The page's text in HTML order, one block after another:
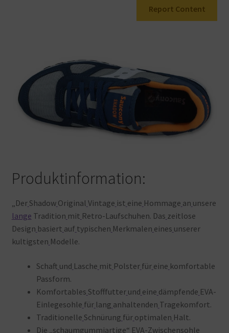
Report Content
Produktinformation:
„Der Shadow Original Vintage ist eine Hommage an unsere
lange Tradition mit Retro-Laufschuhen. Das zeitlose
Design basiert auf typischen Merkmalen eines unserer
kultigsten Modelle.
Schaft und Lasche mit Polster für eine komfortable
Passform.
Komfortables Stofffutter und eine dämpfende EVA-
Einlegesohle für lang anhaltenden Tragekomfort.
Traditionelle Schnürung für optimalen Halt.
Die „schaumgummiartige“ EVA-Zwischensohle